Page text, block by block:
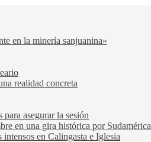
en la minería sanjuanina»
realidad concreta
asegurar la sesión
en una gira histórica por Sudamérica
en Calingasta e Iglesia